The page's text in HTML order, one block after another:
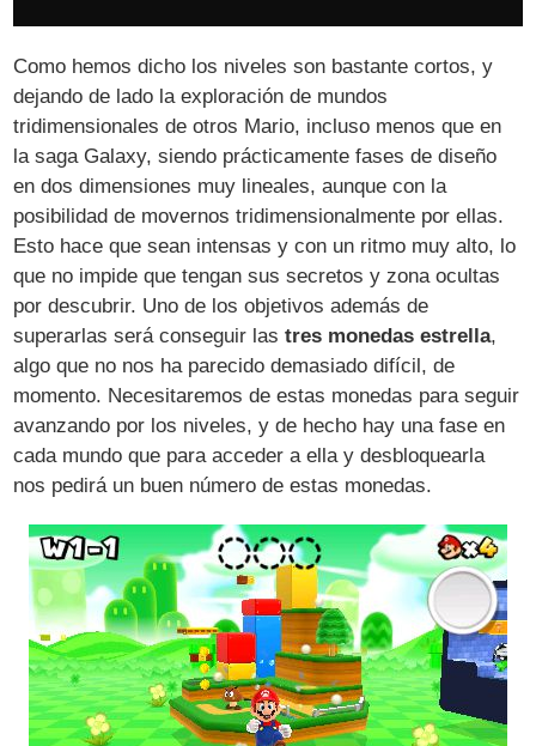
Como hemos dicho los niveles son bastante cortos, y
dejando de lado la exploración de mundos
tridimensionales de otros Mario, incluso menos que en
la saga Galaxy, siendo prácticamente fases de diseño
en dos dimensiones muy lineales, aunque con la
posibilidad de movernos tridimensionalmente por ellas.
Esto hace que sean intensas y con un ritmo muy alto, lo
que no impide que tengan sus secretos y zona ocultas
por descubrir. Uno de los objetivos además de
superarlas será conseguir lastres monedas estrella,
algo que no nos ha parecido demasiado difícil, de
momento. Necesitaremos de estas monedas para seguir
avanzando por los niveles, y de hecho hay una fase en
cada mundo que para acceder a ella y desbloquearla
nos pedirá un buen número de estas monedas.